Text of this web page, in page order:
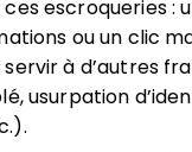
escroqueries :
ou un clic
à d’autres
usurpation